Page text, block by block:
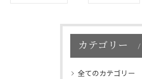
カテゴリー
全てのカテゴリー